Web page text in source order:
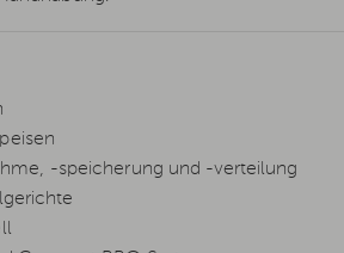
-speicherung und -verteilung